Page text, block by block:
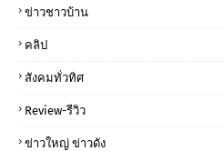
ข่าวชาวบ้าน
คลิป
สังคมทั่วทิศ
Review-รีวิว
ข่าวใหญ่ ข่าวดัง